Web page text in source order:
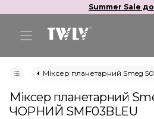
Summer Sale
Міксер планетарний Smeg 50
Міксер планетарний
ЧОРНИЙ SMF03BLEU